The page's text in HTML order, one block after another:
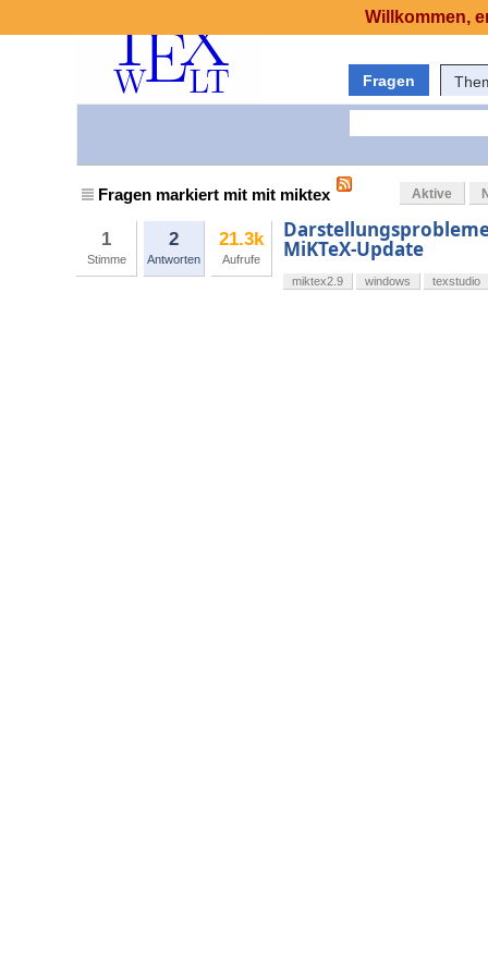
Fragen
Fragen markiert mit mit miktex Aktive
1
Stimme
2
Antworten
21.3k
Aufrufe MiKTeX-Update
miktex2.9 windows texstudio
Willkommen,